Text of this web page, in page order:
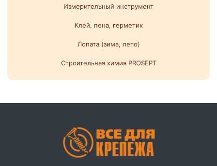
Измерительный инструмент
Клей, пена, герметик
Лопата (зима, лето)
Строительная химия PROSEPT